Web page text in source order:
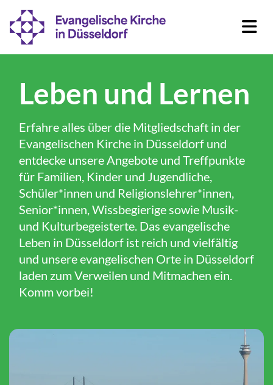
Leben und Lernen
Erfahre alles über die Mitgliedschaft in der
Evangelischen Kirche in Düsseldorf und
entdecke unsere Angebote und Treffpunkte
für Familien, Kinder und Jugendliche,
Schüler*innen und Religionslehrer*innen,
Senior*innen, Wissbegierige sowie Musik-
und Kulturbegeisterte. Das evangelische
Leben in Düsseldorf ist reich und vielfältig
und unsere evangelischen Orte in Düsseldorf
laden zum Verweilen und Mitmachen ein.
Komm vorbei!